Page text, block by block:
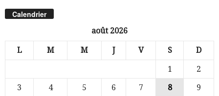
Calendrier
août 2026
L M M J V S D
1
2
3
4 5 6 7 8
9